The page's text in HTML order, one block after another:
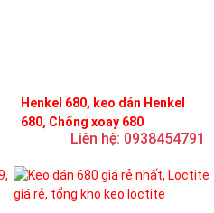
Henkel 680, keo dán Henkel
680, Chống xoay 680
Liên hệ: 0938454791